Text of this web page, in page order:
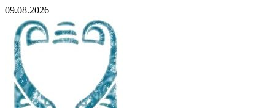
Перейти
содержимому
09.08.2026